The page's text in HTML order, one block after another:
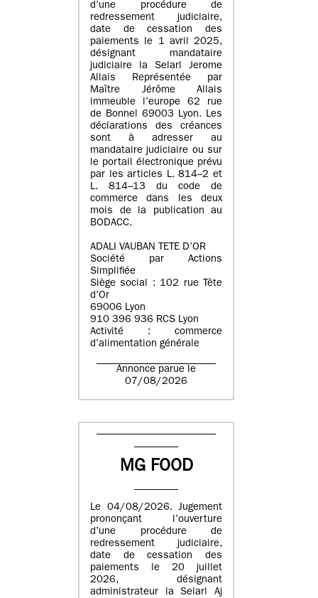
d’une procédure de
redressement judiciaire,
date de cessation des
paiements le 1 avril 2025,
désignant mandataire
judiciaire la Selarl Jerome
Allais Représentée par
Maître Jérôme Allais
immeuble l’europe 62 rue
de Bonnel 69003 Lyon. Les
déclarations des créances
sont à adresser au
mandataire judiciaire ou sur
le portail électronique prévu
par les articles L. 814–2 et
L. 814–13 du code de
commerce dans les deux
mois de la publication au
BODACC.
ADALI VAUBAN TETE D’OR
Société par Actions
Simplifiée
Siège social : 102 rue Tête
d’Or
69006 Lyon
910 396 936 RCS Lyon
Activité : commerce
d’alimentation générale
Annonce parue le
07/08/2026
MG FOOD
Le 04/08/2026. Jugement
prononçant l’ouverture
d’une procédure de
redressement judiciaire,
date de cessation des
paiements le 20 juillet
2026, désignant
administrateur la Selarl Aj